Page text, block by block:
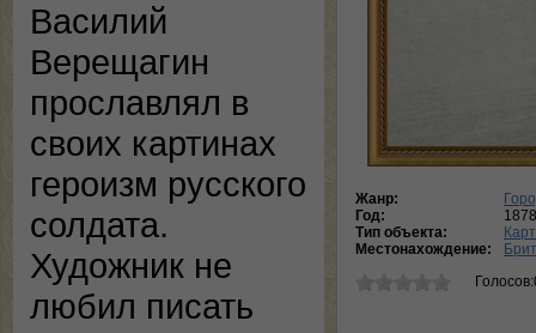
Василий
Верещагин
прославлял в
своих картинах
героизм русского
солдата.
Художник не
любил писать
Жанр:
Год:
Тип объекта:
Местонахождение: